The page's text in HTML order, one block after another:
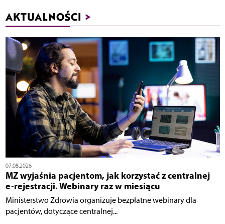
AKTUALNOŚCI >
07.08.2026
MZ wyjaśnia pacjentom, jak korzystać z centralnej
e-rejestracji. Webinary raz w miesiącu
Ministerstwo Zdrowia organizuje bezpłatne webinary dla
pacjentów, dotyczące centralnej...